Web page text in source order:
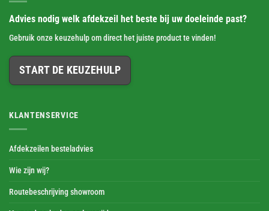
Advies nodig welk afdekzeil het beste bij uw doeleinde past?
Gebruik onze keuzehulp om direct het juiste product te vinden!
START DE KEUZEHULP
KLANTENSERVICE
Afdekzeilen besteladvies
Wie zijn wij?
Routebeschrijving showroom